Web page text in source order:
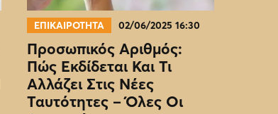
ΕΠΙΚΑΙΡΟΤΗΤΑ 02/06/2025 16:30
Προσωπικός Αριθμός:
Πώς Εκδίδεται Και Τι
Αλλάζει Στις Νέες
Ταυτότητες – Όλες Οι